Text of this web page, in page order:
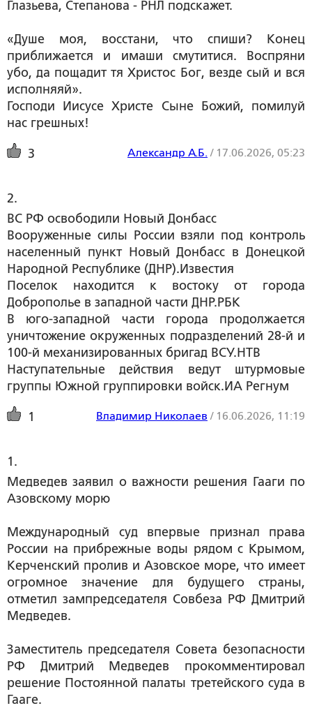
Глазьева, Степанова - РНЛ подскажет.
«Душе моя, восстани, что спиши? Конец
приближается и имаши смутитися. Воспряни
убо, да пощадит тя Христос Бог, везде сый и вся
исполняяй».
Господи Иисусе Христе Сыне Божий, помилуй
нас грешных!
3 Александр А.Б./ 17.06.2026, 05:23
2.
ВС РФ освободили Новый Донбасс
Вооруженные силы России взяли под контроль
населенный пункт Новый Донбасс в Донецкой
Народной Республике (ДНР).Известия
Поселок находится к востоку от города
Доброполье в западной части ДНР.РБК
В юго-западной части города продолжается
уничтожение окруженных подразделений 28-й и
100-й механизированных бригад ВСУ.НТВ
Наступательные действия ведут штурмовые
группы Южной группировки войск.ИА Регнум
1 Владимир Николаев / 16.06.2026, 11:19
1.
Медведев заявил о важности решения Гааги по
Азовскому морю
Международный суд впервые признал права
России на прибрежные воды рядом с Крымом,
Керченский пролив и Азовское море, что имеет
огромное значение для будущего страны,
отметил зампредседателя Совбеза РФ Дмитрий
Медведев.
Заместитель председателя Совета безопасности
РФ Дмитрий Медведев прокомментировал
решение Постоянной палаты третейского суда в
Гааге.